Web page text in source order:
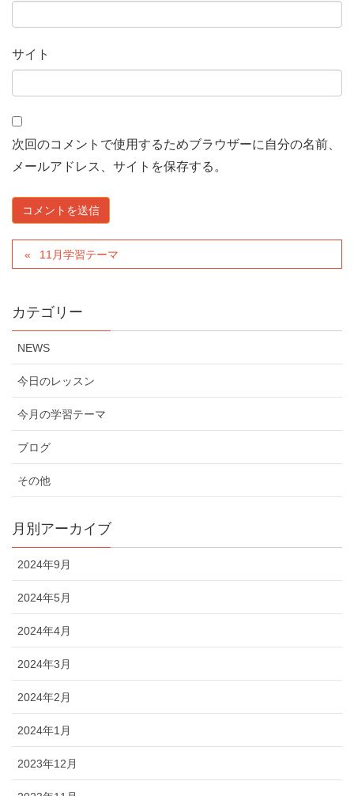
サイト
次回のコメントで使用するためブラウザーに自分の名前、
メールアドレス、サイトを保存する。
11月学習テーマ
カテゴリー
NEWS
今日のレッスン
今月の学習テーマ
ブログ
その他
月別アーカイブ
2024年9月
2024年5月
2024年4月
2024年3月
2024年2月
2024年1月
2023年12月